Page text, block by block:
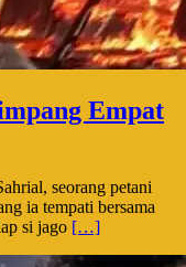
Empat
seorang petani
ia tempati bersama
si jago […]